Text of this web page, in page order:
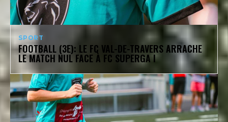
SPORT
FOOTBALL (3E): LE FC VAL-DE-TRAVERS ARRACHE
LE MATCH NUL FACE À FC SUPERGA I